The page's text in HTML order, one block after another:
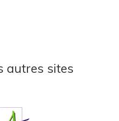
autres sites